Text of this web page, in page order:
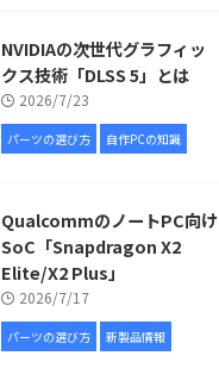
NVIDIAの次世代グラフィッ
クス技術「DLSS 5」とは
2026/7/23
パーツの選び方 自作PCの知識
QualcommのノートPC向け
SoC「Snapdragon X2
Elite/X2 Plus」
2026/7/17
パーツの選び方 新製品情報